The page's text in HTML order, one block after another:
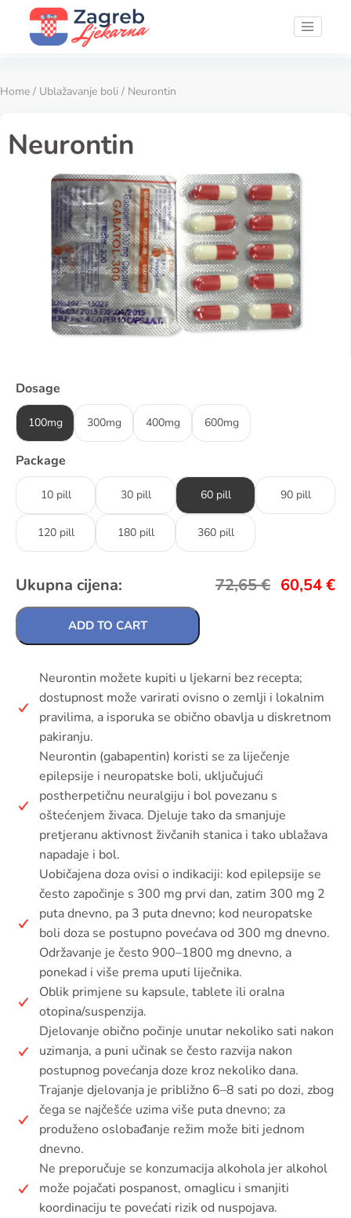
Home / Ublažavanje boli / Neurontin
Neurontin
Dosage
100mg 300mg 400mg 600mg
Package
10 pill 30 pill 60 pill 90 pill
120 pill 180 pill 360 pill
Ukupna cijena: 72,65€ 60,54€
ADD TO CART
Neurontin možete kupiti u ljekarni bez recepta;
dostupnost može varirati ovisno o zemlji i lokalnim
pravilima, a isporuka se obično obavlja u diskretnom
pakiranju.
Neurontin (gabapentin) koristi se za liječenje
epilepsije i neuropatske boli, uključujući
postherpetičnu neuralgiju i bol povezanu s
oštećenjem živaca. Djeluje tako da smanjuje
pretjeranu aktivnost živčanih stanica i tako ublažava
napadaje i bol.
Uobičajena doza ovisi o indikaciji: kod epilepsije se
često započinje s 300 mg prvi dan, zatim 300 mg 2
puta dnevno, pa 3 puta dnevno; kod neuropatske
boli doza se postupno povećava od 300 mg dnevno.
Održavanje je često 900–1800 mg dnevno, a
ponekad i više prema uputi liječnika.
Oblik primjene su kapsule, tablete ili oralna
otopina/suspenzija.
Djelovanje obično počinje unutar nekoliko sati nakon
uzimanja, a puni učinak se često razvija nakon
postupnog povećanja doze kroz nekoliko dana.
Trajanje djelovanja je približno 6–8 sati po dozi, zbog
čega se najčešće uzima više puta dnevno; za
produženo oslobađanje režim može biti jednom
dnevno.
Ne preporučuje se konzumacija alkohola jer alkohol
može pojačati pospanost, omaglicu i smanjiti
koordinaciju te povećati rizik od nuspojava.